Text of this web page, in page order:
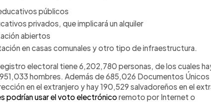
públicos
privados, que implicará un alquiler
abiertos
en casas comunales y otro tipo de infraestructura.
electoral tiene 6,202,780 personas, de los cuales
hombres. Además de 685,026 Documentos
en el extranjero y hay 190,529 salvadoreños en el
podrían usar el voto electrónicoremoto por Internet o